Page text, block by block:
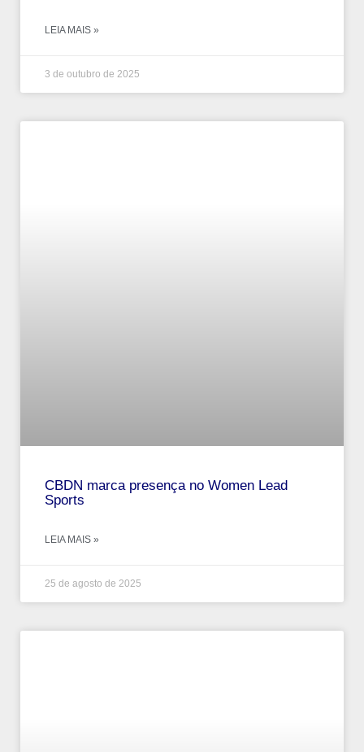
LEIA MAIS »
3 de outubro de 2025
CBDN marca presença no Women Lead
Sports
LEIA MAIS »
25 de agosto de 2025